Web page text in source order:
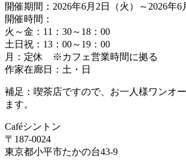
開催期間：2026年6月2日（火）～2026年6
開催時間：
火～金：11：30～18：00
土日祝：13：00～19：00
月：定休 ※カフェ営業時間に拠る
作家在廊日：土・日
補足：喫茶店ですので、お一人様ワンオ
ます。
Caféシントン
〒187-0024
東京都小平市たかの台43-9